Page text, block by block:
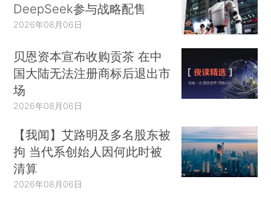
DeepSeek参与战略配售
2026年08月06日
贝恩资本宣布收购贡茶 在中
国大陆无法注册商标后退出市
场
2026年08月06日
【我闻】艾路明及多名股东被
拘 当代系创始人因何此时被
清算
2026年08月06日